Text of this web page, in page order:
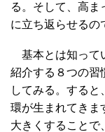
る。そして、高ま
に立ち返らせるの
基本とは知って
紹介する８つの習
してみる。する
環が生まれてきま
大きくすることで